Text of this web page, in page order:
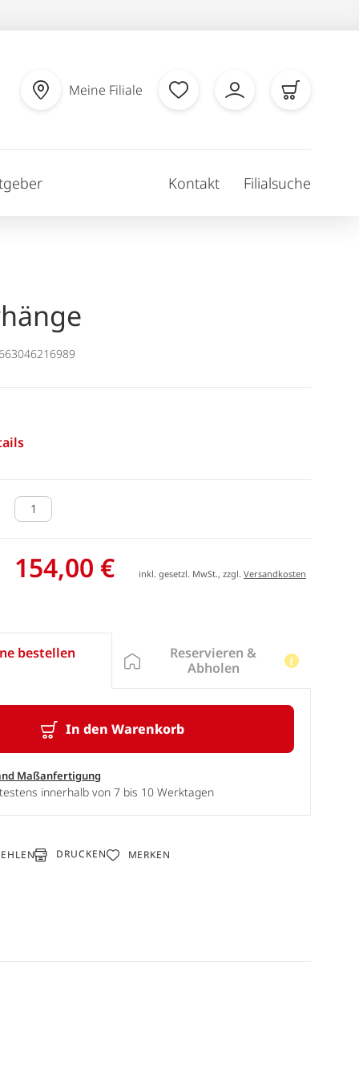
Meine Filiale
Kontakt Filialsuche
154,00 € inkl. gesetzl. MwSt., zzgl.Versandkosten
bestellen
In den Warenkorb
Maßanfertigung
innerhalb von 7 bis 10 Werktagen
Reservieren &
Abholen
DRUCKEN MERKEN